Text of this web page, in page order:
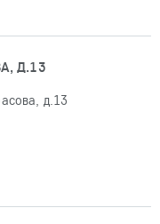
Д.13
д.13